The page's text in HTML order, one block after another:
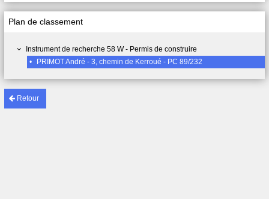
Retour
Plan de classement
Instrument de recherche 58 W - Permis de construire
•
PRIMOT André - 3, chemin de Kerroué - PC 89/232